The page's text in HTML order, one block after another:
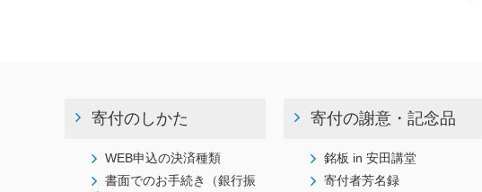
寄付のしかた
WEB申込の決済種類
書面でのお手続き（銀行振
寄付の謝意・記念品
銘板 in 安田講堂
寄付者芳名録